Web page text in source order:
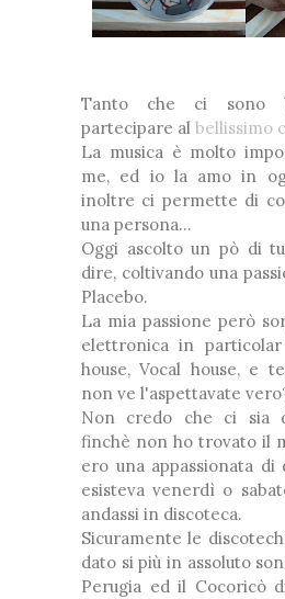
Tanto che ci sono
partecipare al bellissimo
La musica è molto
me, ed io la amo in
inoltre ci permette di
una persona...
Oggi ascolto un pò di
dire, coltivando una
Placebo.
La mia passione però
elettronica in
house, Vocal house, e
non ve l'aspettavate
Non credo che ci sia
finchè non ho trovato il
ero una appassionata di
esisteva venerdì o
andassi in discoteca.
Sicuramente le
dato si più in assoluto
Perugia ed il Cocoricò